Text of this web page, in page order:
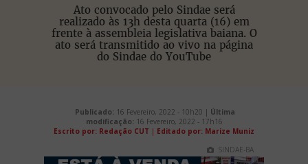
Ato convocado pelo Sindae será
realizado às 13h desta quarta (16) em
frente à assembleia legislativa baiana. O
ato será transmitido ao vivo na página
do Sindae do YouTube
Publicado: 16 Fevereiro, 2022 - 10h20 | Última
modificação: 16 Fevereiro, 2022 - 17h16
Escrito por: Redação CUT | Editado por: Marize Muniz
SINDAE-BA